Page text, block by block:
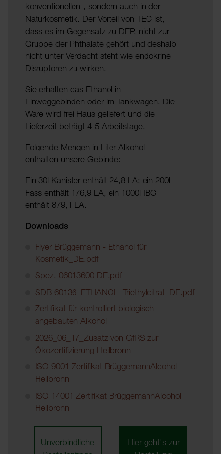
konventionellen-, sondern auch in der
Naturkosmetik. Der Vorteil von TEC ist,
dass es im Gegensatz zu DEP, nicht zur
Gruppe der Phthalate gehört und deshalb
nicht unter Verdacht steht wie endokrine
Disruptoren zu wirken.
Sie erhalten das Ethanol in
Einweggebinden oder im Tankwagen. Die
Ware wird frei Haus geliefert und die
Lieferzeit beträgt 4-5 Arbeitstage.
Folgende Mengen in Liter Alkohol
enthalten unsere Gebinde:
Ein 30l Kanister enthält 24,8 LA; ein 200l
Fass enthält 176,9 LA, ein 1000l IBC
enthält 879,1 LA.
Downloads
Flyer Brüggemann - Ethanol für
Kosmetik_DE.pdf
Spez. 06013600 DE.pdf
SDB 60136_ETHANOL_Triethylcitrat_DE.pdf
Zertifikat für kontrolliert biologisch
angebauten Alkohol
2026_06_17_Zusatz von GfRS zur
Ökozertifizierung Heilbronn
ISO 9001 Zertifikat BrüggemannAlcohol
Heilbronn
ISO 14001 Zertifikat BrüggemannAlcohol
Heilbronn
Unverbindliche
Hier geht's zur